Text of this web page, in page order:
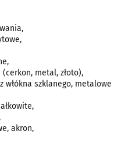
metal, złoto),
włókna szklanego, metalowe
akron,